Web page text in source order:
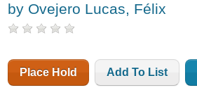
by Ovejero Lucas, Félix
Place Hold Add To List